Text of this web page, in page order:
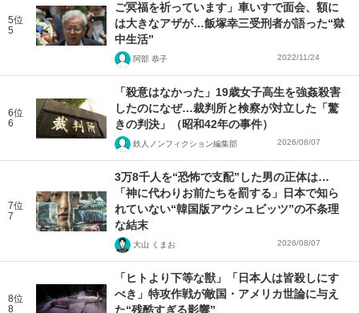
5位
5
ご冥福を祈っています」車いすで面会、額に
は大きなアザが…飯塚幸三受刑者が語った“獄
中生活”
阿部 恭子 2022/11/24
6位
6
「殺意はなかった」19歳女子高生を強姦殺害
したのになぜ…裁判所と検察が対立した「驚
きの判決」（昭和42年の事件）
鉄人ノンフィクション編集部 2026/08/07
7位
7
3万8千人を“恐怖で支配”した男の正体は…
「神に代わりお前たちを罰する」日本で知ら
れていない“韓国版アウシュビッツ”の不条理
な結末
大山 くまお 2026/08/07
8位
8
「ヒトより下等な獣」「日本人は皆殺しにす
べき」特攻作戦が敵国・アメリカ世論に与え
た“残酷すぎる影響”